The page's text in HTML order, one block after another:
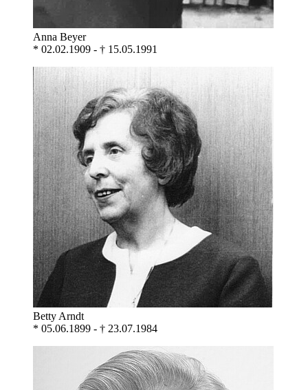
Anna Beyer
* 02.02.1909 - † 15.05.1991
Betty Arndt
* 05.06.1899 - † 23.07.1984